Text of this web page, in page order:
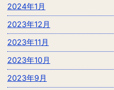
2024年1月
2023年12月
2023年11月
2023年10月
2023年9月